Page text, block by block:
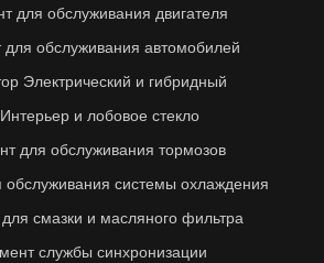
для обслуживания двигателя
для обслуживания автомобилей
Электрический и гибридный
и лобовое стекло
для обслуживания тормозов
обслуживания системы охлаждения
смазки и масляного фильтра
службы синхронизации